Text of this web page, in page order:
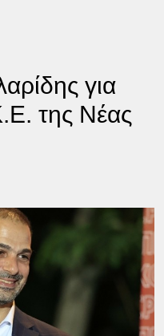
για
της Νέας